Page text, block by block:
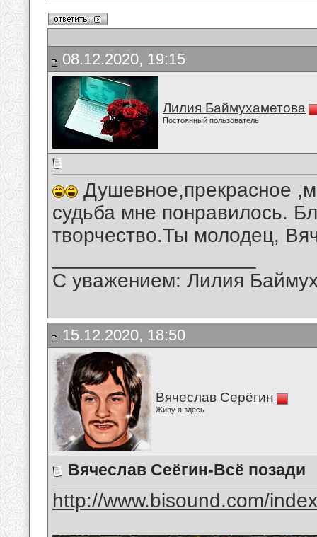
08.12.2020, 19:15
Лилия Баймухаметова
Постоянный пользователь
Душевное,прекрасное
судьба мне понравилось.
творчество.Ты молодец,
С уважением: Лилия
15.12.2020, 18:50
Вячеслав Серёгин
Живу я здесь
Вячеслав Сеёгин-Всё позади
http://www.bisound.com/